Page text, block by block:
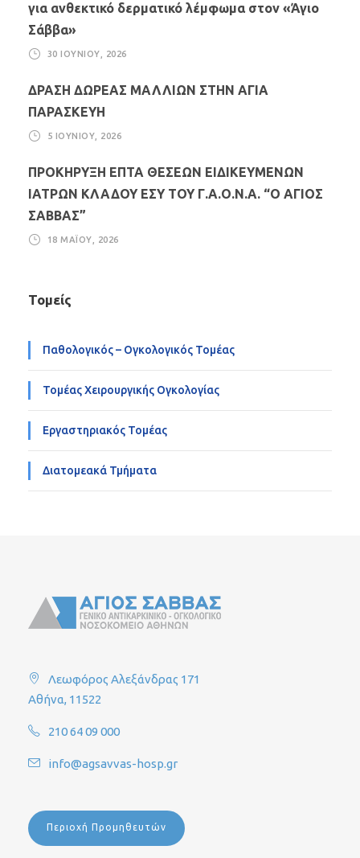
για ανθεκτικό δερματικό λέμφωμα στον «Άγιο
Σάββα»
30 ΙΟΥΝΊΟΥ, 2026
ΔΡΑΣΗ ΔΩΡΕΑΣ ΜΑΛΛΙΩΝ ΣΤΗΝ ΑΓΙΑ
ΠΑΡΑΣΚΕΥΗ
5 ΙΟΥΝΊΟΥ, 2026
ΠΡΟΚΗΡΥΞΗ ΕΠΤΑ ΘΕΣΕΩΝ ΕΙΔΙΚΕΥΜΕΝΩΝ
ΙΑΤΡΩΝ ΚΛΑΔΟΥ ΕΣΥ ΤΟΥ Γ.Α.Ο.Ν.Α. “Ο ΑΓΙΟΣ
ΣΑΒΒΑΣ”
18 ΜΑΪ́ΟΥ, 2026
Τομείς
Παθολογικός – Ογκολογικός Τομέας
Τομέας Χειρουργικής Ογκολογίας
Εργαστηριακός Τομέας
Διατομεακά Τμήματα
Λεωφόρος Αλεξάνδρας 171
Αθήνα, 11522
210 64 09 000
info@agsavvas-hosp.gr
Περιοχή Προμηθευτών